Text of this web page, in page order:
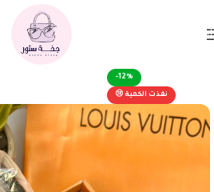
Skip to main content
-12%
نفذت الكمية 😢